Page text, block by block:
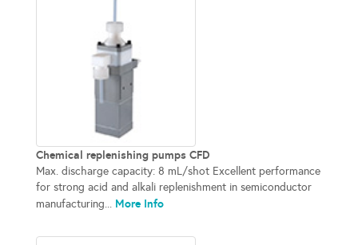
Chemical replenishing pumps CFD
Max. discharge capacity: 8 mL/shot Excellent performance
for strong acid and alkali replenishment in semiconductor
manufacturing... More Info